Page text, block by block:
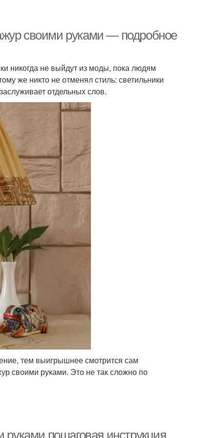
своими руками — подробное
никогда не выйдут из моды, пока людям
же никто не отменял стиль: светильники
отдельных слов.
тем выигрышнее смотрится сам
своими руками. Это не так сложно по
пошаговая инструкция.